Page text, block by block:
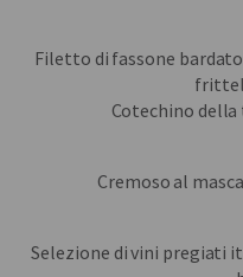
Filetto di fassone
Cotechino
Cremoso al
Selezione di vini pregiati